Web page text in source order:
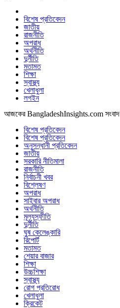
বিশেষ প্রতিবেদন
জাতীয়
রাজনীতি
অপরাধ
অর্থনীতি
দুর্নীতি
মতামত
শিক্ষা
স্বাস্থ্য
খেলাধুলা
লগইন
আজকের BangladeshInsights.com সংবাদ
বিশেষ প্রতিবেদন
বিশেষ প্রতিবেদন
অনুসন্ধানী প্রতিবেদন
জাতীয়
সরকারি নীতিমালা
রাজনীতি
নির্বাচনী খবর
বিশ্লেষণ
অপরাধ
সাইবার অপরাধ
অর্থনীতি
মূল্যস্ফীতি
দুর্নীতি
ঘুষ কেলেঙ্কারি
রিপোর্ট
মতামত
শেয়ার বাজার
শিক্ষা
উচ্চশিক্ষা
স্বাস্থ্য
রোগ প্রতিরোধ
খেলাধুলা
ক্রিকেট